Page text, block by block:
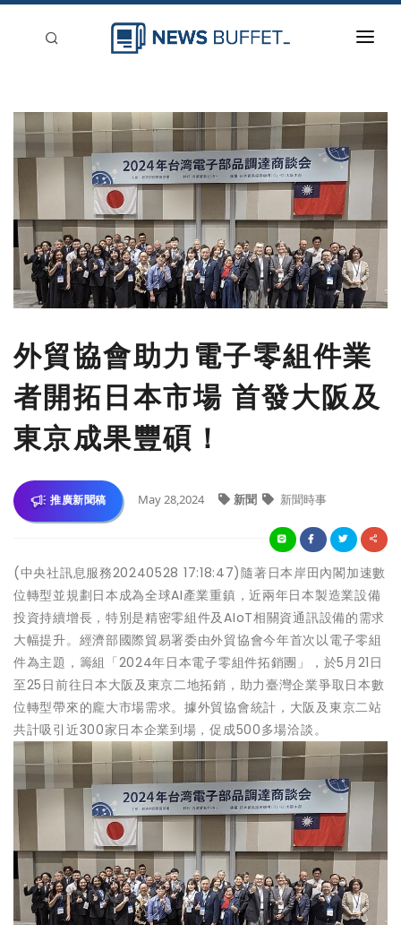
新聞稿分類
登入
外貿協會助力電子零組件業
者開拓日本市場 首發大阪及
東京成果豐碩！
推廣新聞稿 May 28,2024 新聞 新聞時事
(中央社訊息服務20240528 17:18:47)隨著日本岸田內閣加速數
位轉型並規劃日本成為全球AI產業重鎮，近兩年日本製造業設備
投資持續增長，特別是精密零組件及AIoT相關資通訊設備的需求
大幅提升。經濟部國際貿易署委由外貿協會今年首次以電子零組
件為主題，籌組「2024年日本電子零組件拓銷團」，於5月21日
至25日前往日本大阪及東京二地拓銷，助力臺灣企業爭取日本數
位轉型帶來的龐大市場需求。據外貿協會統計，大阪及東京二站
共計吸引近300家日本企業到場，促成500多場洽談。